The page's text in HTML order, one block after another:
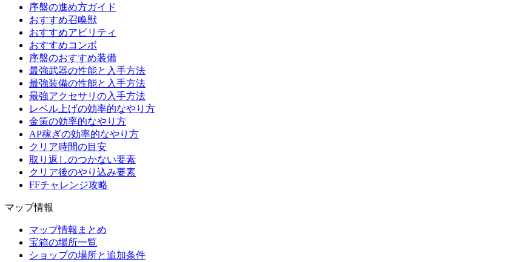
序盤の進め方ガイド
おすすめ召喚獣
おすすめアビリティ
おすすめコンボ
序盤のおすすめ装備
最強武器の性能と入手方法
最強装備の性能と入手方法
最強アクセサリの入手方法
レベル上げの効率的なやり方
金策の効率的なやり方
AP稼ぎの効率的なやり方
クリア時間の目安
取り返しのつかない要素
クリア後のやり込み要素
FFチャレンジ攻略
マップ情報
マップ情報まとめ
宝箱の場所一覧
ショップの場所と追加条件